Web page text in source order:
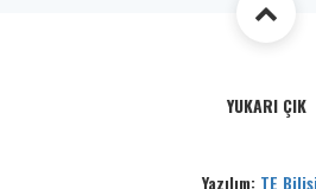
YUKARI ÇIK
Yazılım: TE